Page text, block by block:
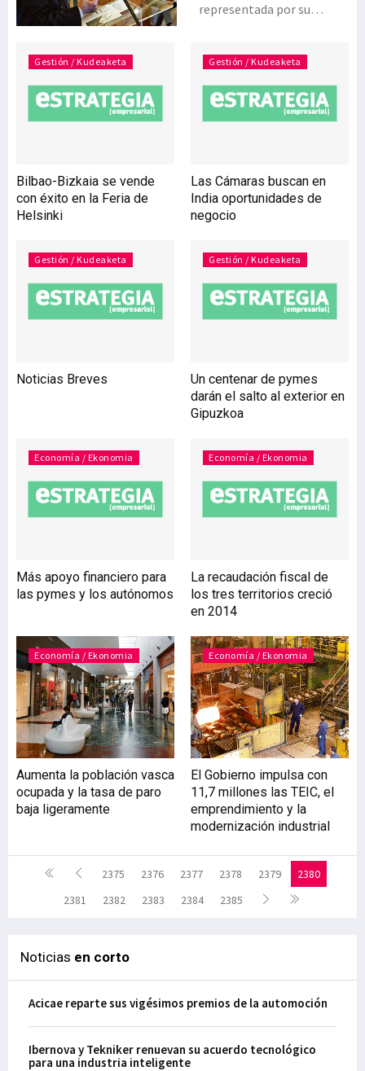
representada por su
recientemente como
invitada en la VII Semana
de la Calidad de la
Administración Pública,
ministro de
Administración Pública del
país caribeño, Ramón
Bilbao intervino en la
Semana de la Calidad de la
Administración Pública, en
capital vizcaína, basado en
la transparencia, la
participación, la
el rigor en el gasto
convertido ya en un model
Gestión / Kudeaketa
Bilbao-Bizkaia se vende
con éxito en la Feria de
Helsinki
Gestión / Kudeaketa
Las Cámaras buscan en
India oportunidades de
negocio
Gestión / Kudeaketa
Noticias Breves
Gestión / Kudeaketa
Un centenar de pymes
darán el salto al exterior en
Gipuzkoa
Economía / Ekonomia
Más apoyo financiero para
las pymes y los autónomos
Economía / Ekonomia
La recaudación fiscal de
los tres territorios creció
en 2014
Economía / Ekonomia
Aumenta la población vasca
ocupada y la tasa de paro
baja ligeramente
Economía / Ekonomia
El Gobierno impulsa con
11,7 millones las TEIC, el
emprendimiento y la
modernización industrial
2375 2376 2377 2378 2379
2380
2381
2382 2383 2384 2385
Noticias en corto
Acicae reparte sus vigésimos premios de la automoción
Ibernova y Tekniker renuevan su acuerdo tecnológico
para una industria inteligente